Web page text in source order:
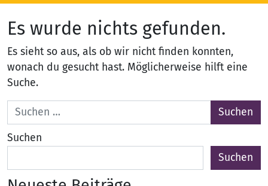
Es wurde nichts gefunden.
Es sieht so aus, als ob wir nicht finden konnten,
wonach du gesucht hast. Möglicherweise hilft eine
Suche.
Suche nach:
Suchen
Suchen